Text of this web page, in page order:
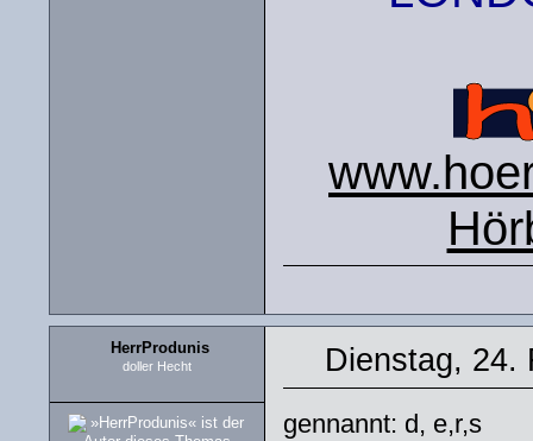
HerrProdunis
doller Hecht Dienstag, 24.
gennannt: d, e,r,s